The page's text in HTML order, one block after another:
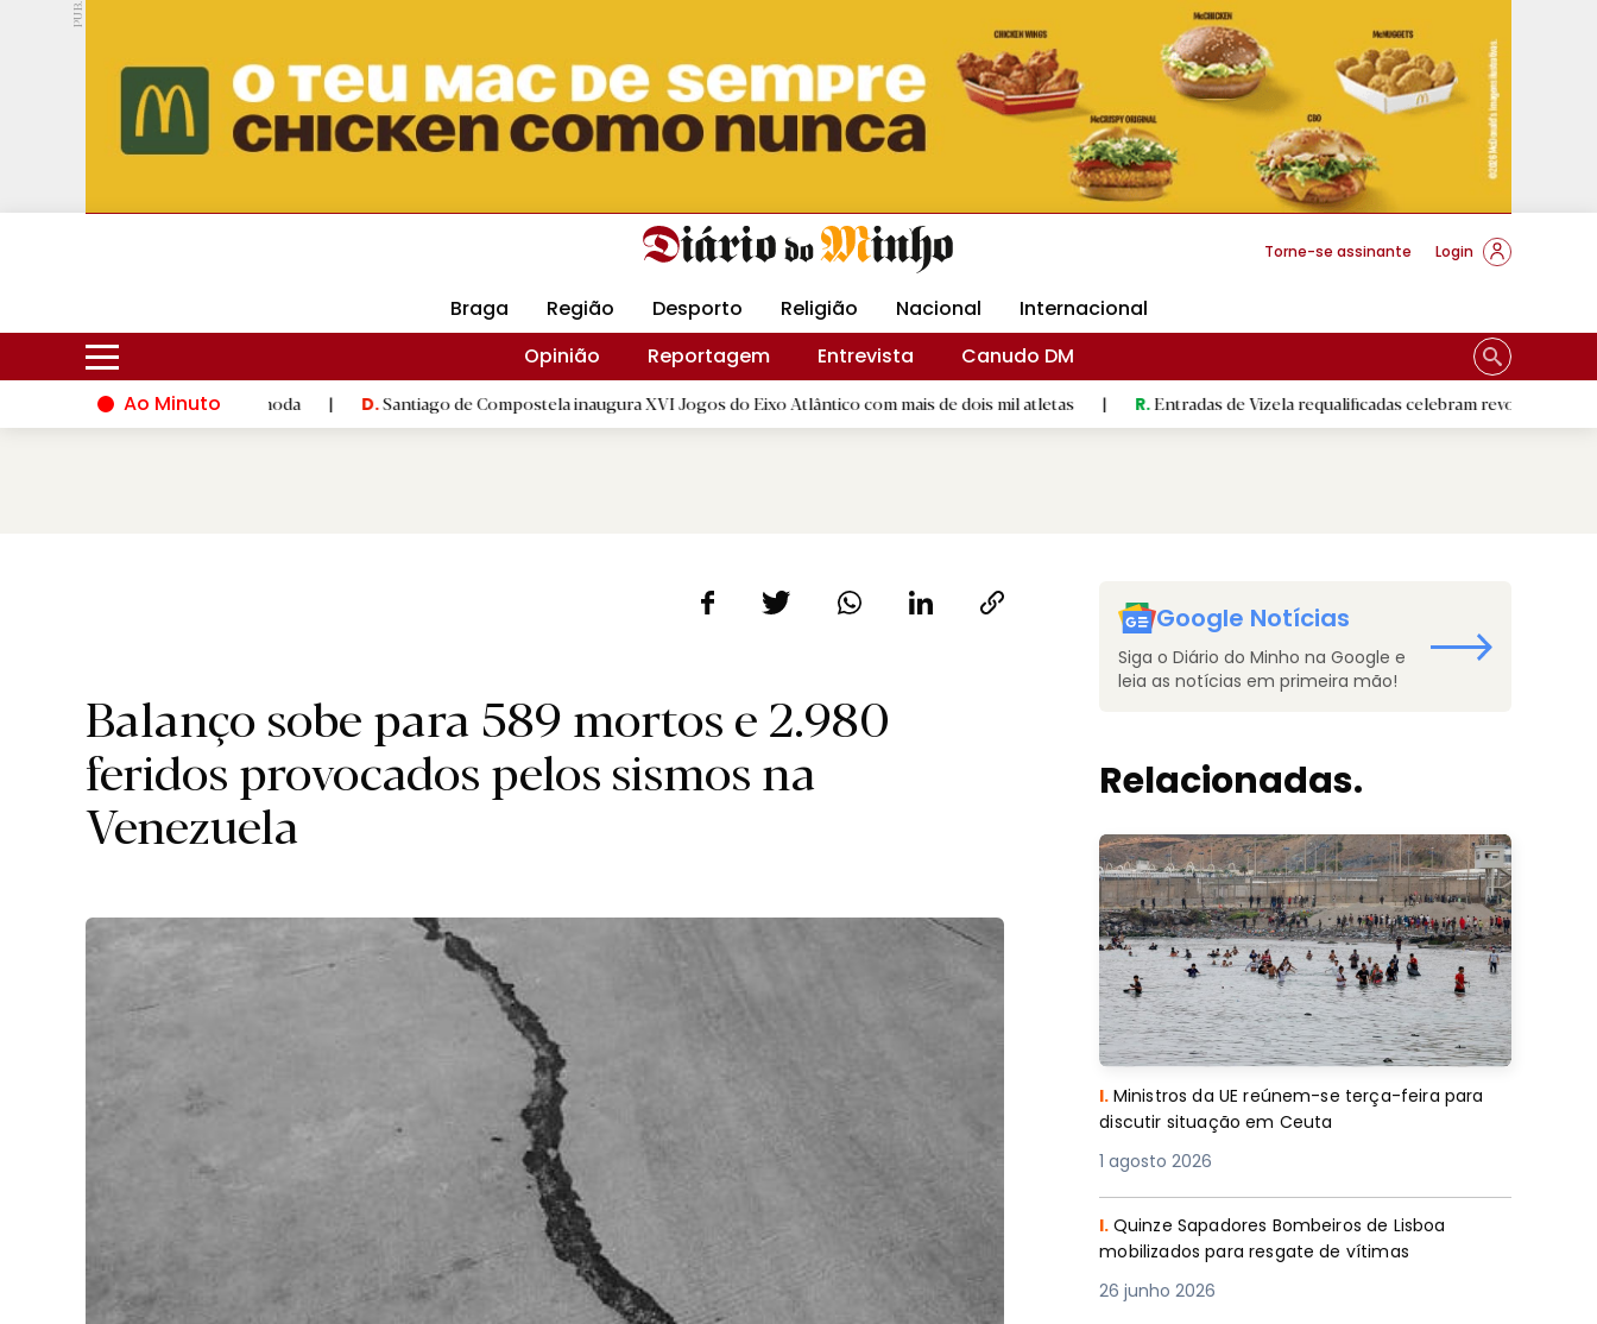
PUB.
Hoje 16ºC 30ºC DMtv Revista Minha Gráfica DM Livraria DM Arquidiocese Braga
Torne-se assinante Login
Braga Região Desporto Religião Nacional
Internacional
Opinião
Reportagem Entrevista
Canudo DM
Ao Minuto
do mundo da moda D.Santiago de Compostela inaugura XVI Jogos do Eixo Atlântico com mais de dois mil atletas | R.Entradas de Vizela requalificadas celebram revolução do 5 de Agosto
Balanço sobe para 589 mortos e 2.980
feridos provocados pelos sismos na
Venezuela
Google Notícias
Siga o Diário do Minho na Google e
leia as notícias em primeira mão!
Relacionadas.
I. Ministros da UE reúnem-se terça-feira para
discutir situação em Ceuta
1 agosto 2026
I. Quinze Sapadores Bombeiros de Lisboa
mobilizados para resgate de vítimas
26 junho 2026